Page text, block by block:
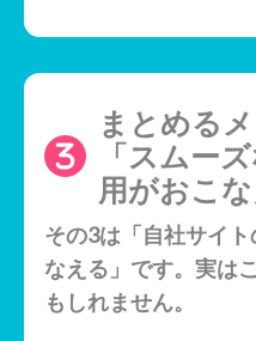
まとめる
「スムー
用がおこな
その3は「自社サイ
なえる」です。実は
もしれません。